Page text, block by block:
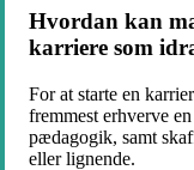
Hvordan kan
karriere som
For at starte en
fremmest erhverve
pædagogik, samt
eller lignende.